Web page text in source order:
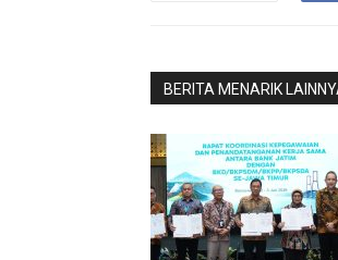
BERITA MENARIK